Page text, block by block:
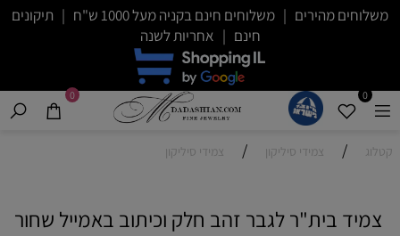
משלוחים מהירים | משלוחים חינם בקניה מעל 1000 ש"ח | תיקונים
חינם | אחריות לשנה
0
0
קטלוג / צמידי סיליקון / צמידי סיליקון
צמיד בית"ר לגבר זהב חלק וכיתוב באמייל שחור